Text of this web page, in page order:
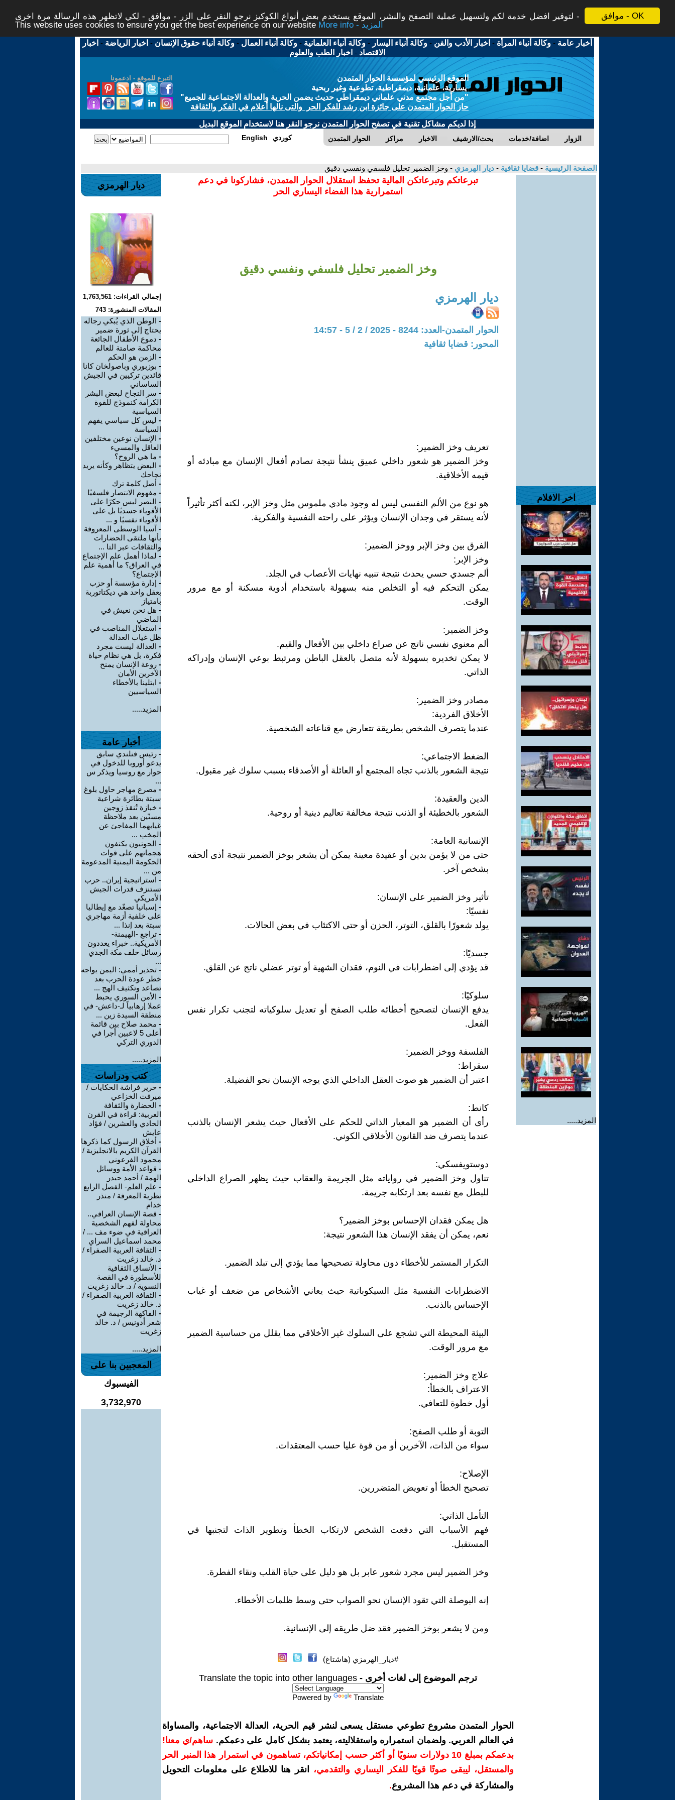
موافق - OK
لتوفير افضل خدمة لكم ولتسهيل عملية التصفح والنشر، الموقع يستخدم بعض أنواع الكوكيز نرجو النقر على الزر - موافق - لكي لاتظهر هذه الرسالة مرة اخرى -
This website uses cookies to ensure you get the best experience on our website
More info - المزيد
أخبار عامة -وكالة أنباء المرأة - اخبار الأدب والفن -وكالة أنباء اليسار -وكالة أنباء العلمانية -وكالة أنباء العمال -وكالة أنباء حقوق الإنسان - اخبار الرياضة - اخبار
الاقتصاد - اخبار الطب والعلوم
التبرع للموقع - ادعمونا
الموقع الرئيسي لمؤسسة الحوار المتمدن
يسارية، علمانية، ديمقراطية، تطوعية وغير ربحية
"من أجل مجتمع مدني علماني ديمقراطي حديث يضمن الحرية والعدالة الاجتماعية للجميع"
حاز الحوار المتمدن على جائزة ابن رشد للفكر الحر والتى نالها أعلام في الفكر والثقافة
إذا لديكم مشاكل تقنية في تصفح الحوار المتمدن نرجو النقر هنا لاستخدام الموقع البديل
الحوار المتمدن مراكز الاخبار بحث/الارشيف اضافة/خدمات الزوار English كوردي
الصفحة الرئيسية - قضايا ثقافية - ديار الهرمزي - وخز الضمير تحليل فلسفي ونفسي دقيق
اخر الافلام
المزيد.....
تبرعاتكم وتبرعاتكن المالية تحفظ استقلال الحوار المتمدن، فشاركونا في دعم
استمرارية هذا الفضاء اليساري الحر
وخز الضمير تحليل فلسفي ونفسي دقيق
ديار الهرمزي
الحوار المتمدن-العدد: 8244 - 2025 / 2 / 5 - 14:57
المحور: قضايا ثقافية
تعريف وخز الضمير:
وخز الضمير هو شعور داخلي عميق ينشأ نتيجة تصادم أفعال الإنسان مع مبادئه أو
قيمه الأخلاقية.
هو نوع من الألم النفسي ليس له وجود مادي ملموس مثل وخز الإبر، لكنه أكثر تأثيراً
لأنه يستقر في وجدان الإنسان ويؤثر على راحته النفسية والفكرية.
الفرق بين وخز الإبر ووخز الضمير:
وخز الإبر:
ألم جسدي حسي يحدث نتيجة تنبيه نهايات الأعصاب في الجلد.
يمكن التحكم فيه أو التخلص منه بسهولة باستخدام أدوية مسكنة أو مع مرور
الوقت.
وخز الضمير:
ألم معنوي نفسي ناتج عن صراع داخلي بين الأفعال والقيم.
لا يمكن تخديره بسهولة لأنه متصل بالعقل الباطن ومرتبط بوعي الإنسان وإدراكه
الذاتي.
مصادر وخز الضمير:
الأخلاق الفردية:
عندما يتصرف الشخص بطريقة تتعارض مع قناعاته الشخصية.
الضغط الاجتماعي:
نتيجة الشعور بالذنب تجاه المجتمع أو العائلة أو الأصدقاء بسبب سلوك غير مقبول.
الدين والعقيدة:
الشعور بالخطيئة أو الذنب نتيجة مخالفة تعاليم دينية أو روحية.
الإنسانية العامة:
حتى من لا يؤمن بدين أو عقيدة معينة يمكن أن يشعر بوخز الضمير نتيجة أذى ألحقه
بشخص آخر.
تأثير وخز الضمير على الإنسان:
نفسيًا:
يولد شعورًا بالقلق، التوتر، الحزن أو حتى الاكتئاب في بعض الحالات.
جسديًا:
قد يؤدي إلى اضطرابات في النوم، فقدان الشهية أو توتر عضلي ناتج عن القلق.
سلوكيًا:
يدفع الإنسان لتصحيح أخطائه طلب الصفح أو تعديل سلوكياته لتجنب تكرار نفس
الفعل.
الفلسفة ووخز الضمير:
سقراط:
اعتبر أن الضمير هو صوت العقل الداخلي الذي يوجه الإنسان نحو الفضيلة.
كانط:
رأى أن الضمير هو المعيار الذاتي للحكم على الأفعال حيث يشعر الإنسان بالذنب
عندما يتصرف ضد القانون الأخلاقي الكوني.
دوستويفسكي:
تناول وخز الضمير في رواياته مثل الجريمة والعقاب حيث يظهر الصراع الداخلي
للبطل مع نفسه بعد ارتكابه جريمة.
هل يمكن فقدان الإحساس بوخز الضمير؟
نعم، يمكن أن يفقد الإنسان هذا الشعور نتيجة:
التكرار المستمر للأخطاء دون محاولة تصحيحها مما يؤدي إلى تبلد الضمير.
الاضطرابات النفسية مثل السيكوباتية حيث يعاني الأشخاص من ضعف أو غياب
الإحساس بالذنب.
البيئة المحيطة التي تشجع على السلوك غير الأخلاقي مما يقلل من حساسية الضمير
مع مرور الوقت.
علاج وخز الضمير:
الاعتراف بالخطأ:
أول خطوة للتعافي.
التوبة أو طلب الصفح:
سواء من الذات، الآخرين أو من قوة عليا حسب المعتقدات.
الإصلاح:
تصحيح الخطأ أو تعويض المتضررين.
التأمل الذاتي:
فهم الأسباب التي دفعت الشخص لارتكاب الخطأ وتطوير الذات لتجنبها في
المستقبل.
وخز الضمير ليس مجرد شعور عابر بل هو دليل على حياة القلب ونقاء الفطرة.
إنه البوصلة التي تقود الإنسان نحو الصواب حتى وسط ظلمات الأخطاء.
ومن لا يشعر بوخز الضمير فقد ضل طريقه إلى الإنسانية.
#ديار_الهرمزي (هاشتاغ)
ترجم الموضوع إلى لغات أخرى - Translate the topic into other languages
Powered by Translate
الحوار المتمدن مشروع تطوعي مستقل يسعى لنشر قيم الحرية، العدالة الاجتماعية، والمساواة
في العالم العربي. ولضمان استمراره واستقلاليته، يعتمد بشكل كامل على دعمكم. ساهم/ي معنا!
بدعمكم بمبلغ 10 دولارات سنويًا أو أكثر حسب إمكانياتكم، تساهمون في استمرار هذا المنبر الحر
والمستقل، ليبقى صوتًا قويًا للفكر اليساري والتقدمي،
انقر هنا للاطلاع على معلومات التحويل
والمشاركة في دعم هذا المشروع.
ديار الهرمزي
إجمالي القراءات: 1,763,561
المقالات المنشورة: 743
- الوطن الذي يُبكي رجاله
يحتاج إلى ثورة ضمير
- دموع الأطفال الجائعة
محاكمة صامتة للعالم
- الزمن هو الحكم
- بوزبوري وباصولخان كانا
قائدين تركيين في الجيش
الساساني
- سر النجاح لبعض البشر
الكرامة كنموذج للقوة
السياسية
- ليس كل سياسي يفهم
السياسة
- الإنسان نوعين مختلفين
العاقل والمسيء
- ما هي الروح؟
- البعض يتظاهر وكأنه يريد
نجاحك
- أصل كلمة ترك
- مفهوم الانتصار فلسفيًا
- النصر ليس حكرًا على
الأقوياء جسديًا بل على
الأقوياء نفسيًا و ...
- آسيا الوسطى المعروفة
بأنها ملتقى الحضارات
والثقافات عبر التا ...
- لماذا أهمل علم الإجتماع
في العراق؟ ما أهمية علم
الإجتماع؟
- إدارة مؤسسة أو حزب
بعقل واحد هي ديكتاتوربة
بامتياز
- هل نحن نعيش في
الماضي
- استغلال المناصب في
ظل غياب العدالة
- العدالة ليست مجرد
فكرة، بل هي نظام حياة
- روعة الإنسان يمنح
الآخرين الأمان
- ابتلينا بالأخطاء
السياسيين
المزيد.....
أخبار عامة
- رئيس فنلندي سابق
يدعو أوروبا للدخول في
حوار مع روسيا ويذكر س
...
- مصرع مهاجر حاول بلوغ
سبتة بطائرة شراعية
- خبازة تُنقذ زوجين
مسنّين بعد ملاحظة
غيابهما المفاجئ عن
المخب ...
- الحوثيون يكثفون
هجماتهم على قوات
الحكومة اليمنية المدعومة
من ...
- استراتيجية إيران.. حرب
تستنزف قدرات الجيش
الأمريكي
- إسبانيا تصعّد مع إيطاليا
على خلفية أزمة مهاجري
سبتة بعد إنذا ...
- تراجع -الهيمنة-
الأمريكية.. خبراء يعددون
رسائل حلف مكة الجدي
...
- تحذير أممي: اليمن يواجه
خطر عودة الحرب بعد
تصاعد وتكثيف الهج ...
- الأمن السوري يحبط
عملا إرهابياً لـ-داعش- في
منطقة السيدة زين ...
- محمد صلاح بين قائمة
أعلى 5 لاعبين أجرا في
الدوري التركي
المزيد.....
كتب ودراسات
- حرير فراشة الحكايات /
ميرفت الخزاعي
- الحضارة والثقافة
العربية: قراءة في القرن
الحادي والعشرين / فؤاد
عايش
- أخلاق الرسول كما ذكرها
القرآن الكريم بالانجليزية /
محمود الفرعوني
- قواعد الأمة ووسائل
الهمة / أحمد حيدر
- علم العلم- الفصل الرابع
نظرية المعرفة / منذر
خدام
- قصة الإنسان العراقي..
محاولة لفهم الشخصية
العراقية في ضوء مف ... /
محمد اسماعيل السراي
- الثقافة العربية الصفراء /
د. خالد زغريت
- الأنساق الثقافية
للأسطورة في القصة
النسوية / د. خالد زغريت
- الثقافة العربية الصفراء /
د. خالد زغريت
- الفاكهة الرجيمة في
شعر أدونيس / د. خالد
زغريت
المزيد.....
المعجبين بنا على
الفيسبوك
3,732,970